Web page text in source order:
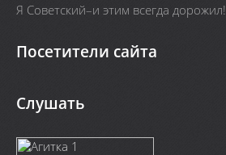
Я Cоветский–и этим всегда дорожил!
Посетители сайта
Слушать